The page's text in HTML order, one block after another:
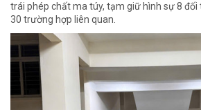
trái phép chất ma túy, tạm giữ hình sự 8 đối
30 trường hợp liên quan.